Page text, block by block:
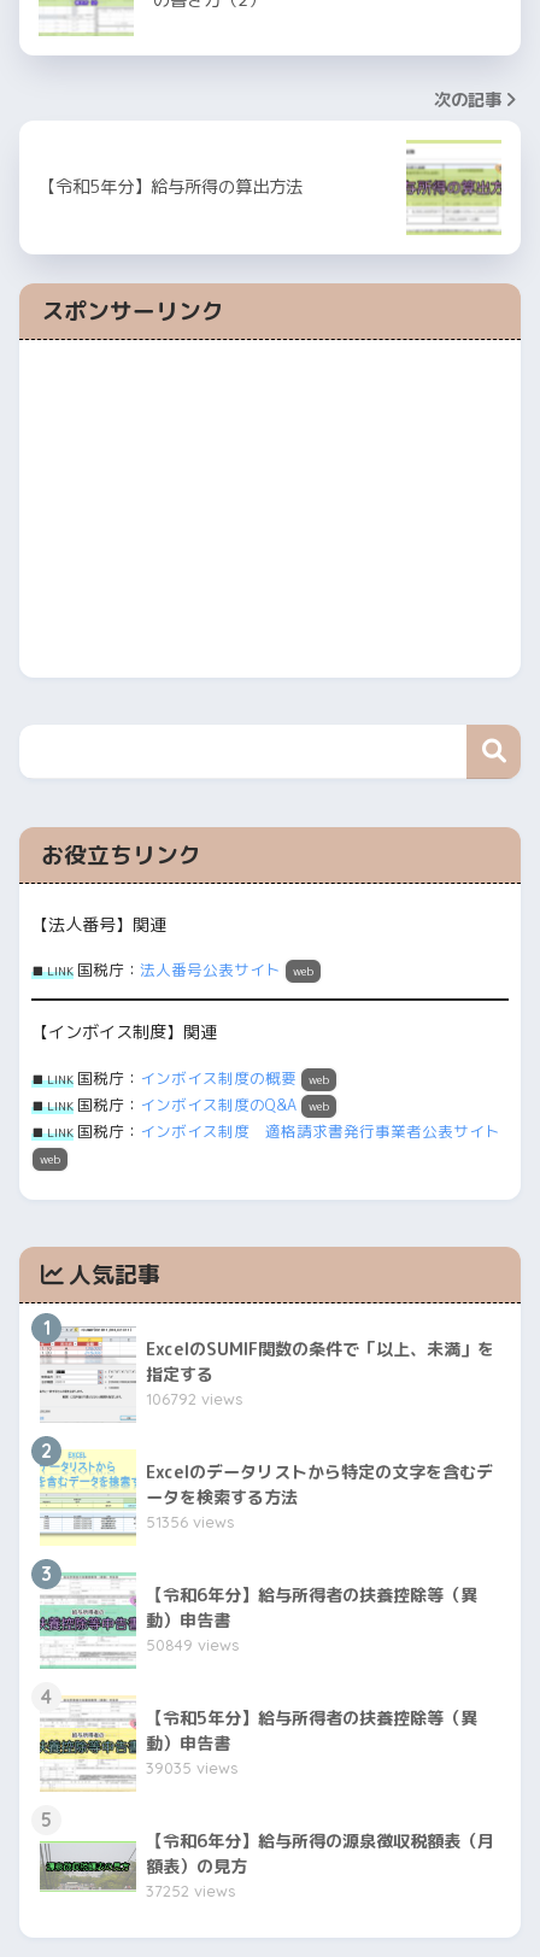
次の記事
【令和5年分】給与所得の算出方法
スポンサーリンク
お役立ちリンク
【法人番号】関連
■ LINK 国税庁： 法人番号公表サイト web
【インボイス制度】関連
■ LINK 国税庁： インボイス制度の概要 web
■ LINK 国税庁： インボイス制度のQ&A web
■ LINK 国税庁： インボイス制度 適格請求書発行事業者公表サイト
web
人気記事
1
ExcelのSUMIF関数の条件で「以上、未満」を
指定する
106792 views
2
Excelのデータリストから特定の文字を含むデ
ータを検索する方法
51356 views
3
【令和6年分】給与所得者の扶養控除等（異
動）申告書
50849 views
4
【令和5年分】給与所得者の扶養控除等（異
動）申告書
39035 views
5
【令和6年分】給与所得の源泉徴収税額表（月
額表）の見方
37252 views